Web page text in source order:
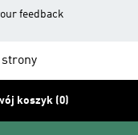
feedback
koszyk (0)